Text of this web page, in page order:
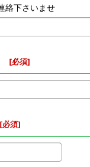
絡下さいませ
[必須]
[必須]